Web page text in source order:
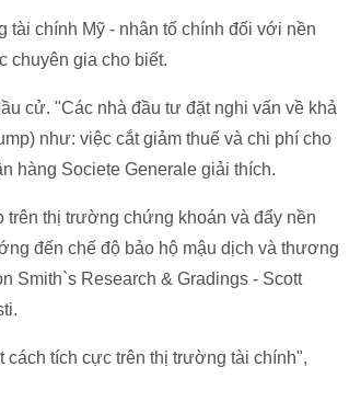
tài chính Mỹ - nhân tố chính đối với nền
chuyên gia cho biết.
cử. "Các nhà đầu tư đặt nghi vấn về khả
như: việc cắt giảm thuế và chi phí cho
hàng Societe Generale giải thích.
trên thị trường chứng khoán và đẩy nền
đến chế độ bảo hộ mậu dịch và thương
Smith`s Research & Gradings - Scott
tích cực trên thị trường tài chính",